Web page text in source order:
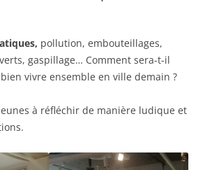
pollution, embouteillages,
gaspillage… Comment sera-t-il
vivre ensemble en ville demain ?
jeunes à réfléchir de manière ludique et